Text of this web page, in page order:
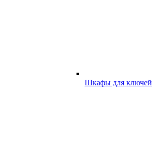
Шкафы для ключей